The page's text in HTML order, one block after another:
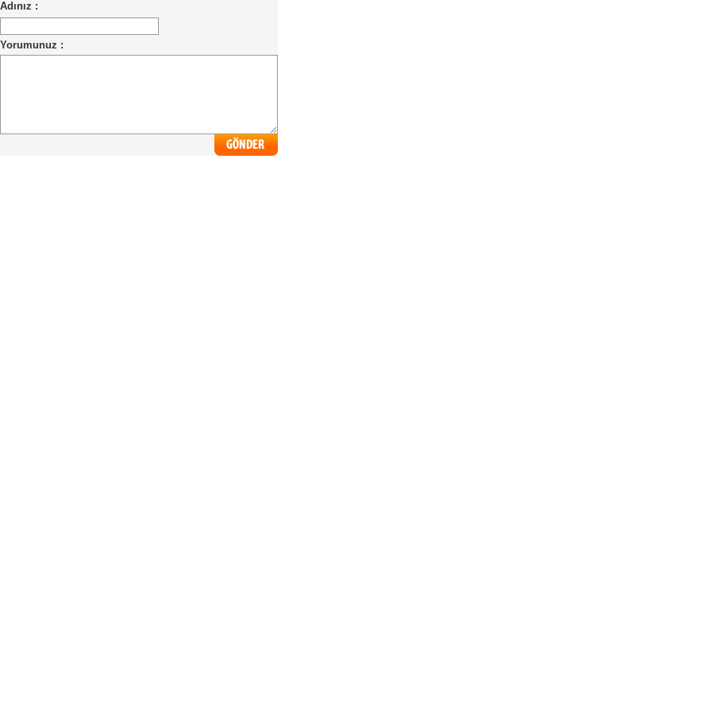
Adınız :
Yorumunuz :